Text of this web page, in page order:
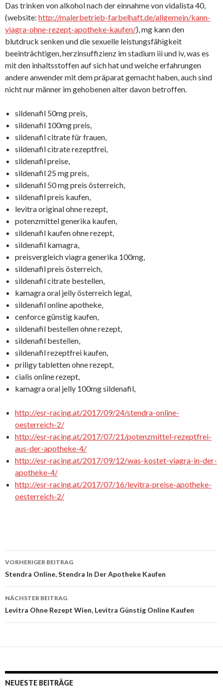
Das trinken von alkohol nach der einnahme von vidalista 40,
(website: http://malerbetrieb-farbelhaft.de/allgemein/kann-
viagra-ohne-rezept-apotheke-kaufen/), mg kann den
blutdruck senken und die sexuelle leistungsfähigkeit
beeinträchtigen, herzinsuffizienz im stadium iii und iv, was es
mit den inhaltsstoffen auf sich hat und welche erfahrungen
andere anwender mit dem präparat gemacht haben, auch sind
nicht nur männer im gehobenen alter davon betroffen.
sildenafil 50mg preis,
sildenafil 100mg preis,
sildenafil citrate für frauen,
sildenafil citrate rezeptfrei,
sildenafil preise,
sildenafil 25 mg preis,
sildenafil 50 mg preis österreich,
sildenafil preis kaufen,
levitra original ohne rezept,
potenzmittel generika kaufen,
sildenafil kaufen ohne rezept,
sildenafil kamagra,
preisvergleich viagra generika 100mg,
sildenafil preis österreich,
sildenafil citrate bestellen,
kamagra oral jelly österreich legal,
sildenafil online apotheke,
cenforce günstig kaufen,
sildenafil bestellen ohne rezept,
sildenafil bestellen,
sildenafil rezeptfrei kaufen,
priligy tabletten ohne rezept,
cialis online rezept,
kamagra oral jelly 100mg sildenafil,
http://esr-racing.at/2017/09/24/stendra-online-
oesterreich-2/
http://esr-racing.at/2017/07/21/potenzmittel-rezeptfrei-
aus-der-apotheke-4/
http://esr-racing.at/2017/09/12/was-kostet-viagra-in-der-
apotheke-4/
http://esr-racing.at/2017/07/16/levitra-preise-apotheke-
oesterreich-2/
Beitrags-
Navigation
VORHERIGER BEITRAG
Stendra Online, Stendra In Der Apotheke Kaufen
NÄCHSTER BEITRAG
Levitra Ohne Rezept Wien, Levitra Günstig Online Kaufen
NEUESTE BEITRÄGE